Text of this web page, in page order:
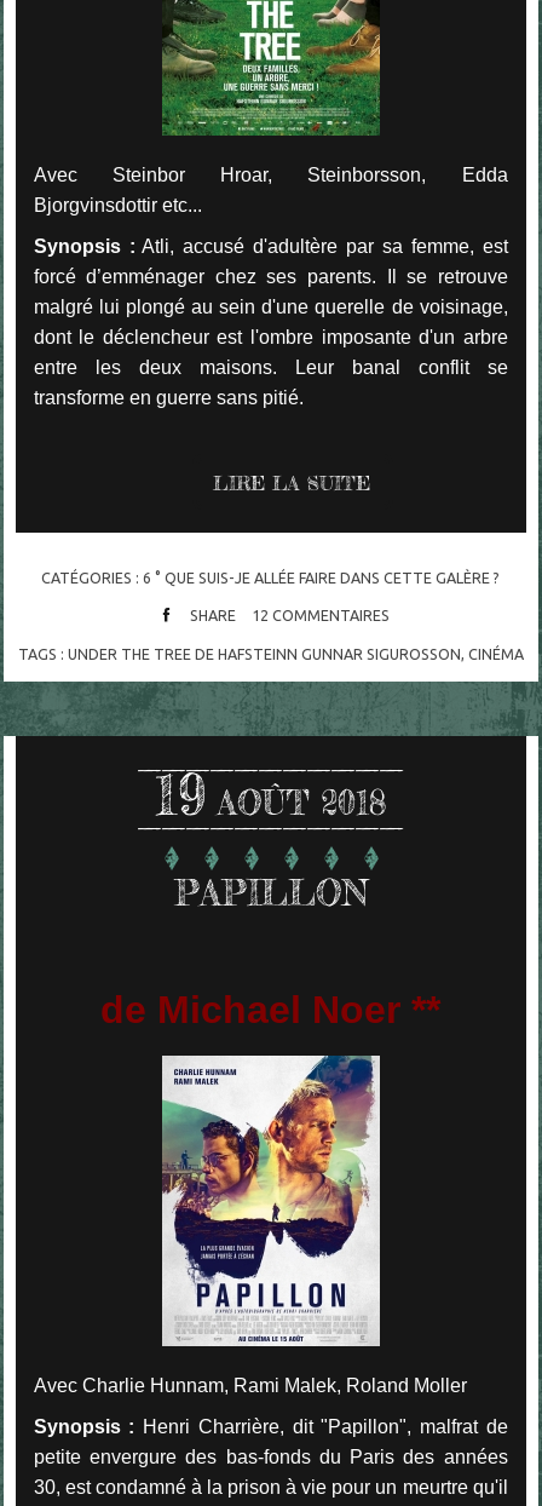
Avec Steinbor Hroar, Steinborsson, Edda
Bjorgvinsdottir etc...
Synopsis : Atli, accusé d'adultère par sa femme, est
forcé d’emménager chez ses parents. Il se retrouve
malgré lui plongé au sein d'une querelle de voisinage,
dont le déclencheur est l'ombre imposante d'un arbre
entre les deux maisons. Leur banal conflit se
transforme en guerre sans pitié.
LIRE LA SUITE
CATÉGORIES :6 ° QUE SUIS-JE ALLÉE FAIRE DANS CETTE GALÈRE ?
SHARE 12 COMMENTAIRES
TAGS : UNDER THE TREE DE HAFSTEINN GUNNAR SIGUROSSON, CINÉMA
19 AOÛT 2018
PAPILLON
de Michael Noer **
Avec Charlie Hunnam, Rami Malek, Roland Moller
Synopsis : Henri Charrière, dit "Papillon", malfrat de
petite envergure des bas-fonds du Paris des années
30, est condamné à la prison à vie pour un meurtre qu'il